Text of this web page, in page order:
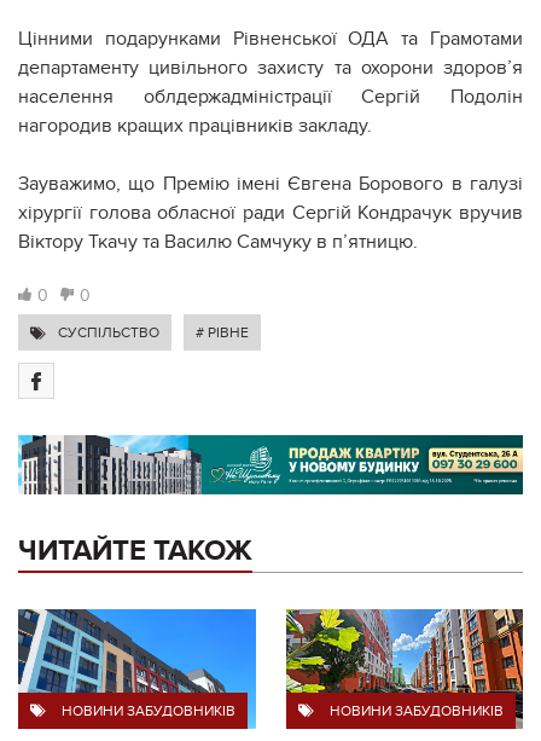
Цінними подарунками Рівненської ОДА та Грамотами
департаменту цивільного захисту та охорони здоров’я
населення облдержадміністрації Сергій Подолін
нагородив кращих працівників закладу.
Зауважимо, що Премію імені Євгена Борового в галузі
хірургії голова обласної ради Сергій Кондрачук вручив
Віктору Ткачу та Василю Самчуку в п’ятницю.
0 0
СУСПІЛЬСТВО # РІВНЕ
ЧИТАЙТЕ ТАКОЖ
НОВИНИ ЗАБУДОВНИКІВ НОВИНИ ЗАБУДОВНИКІВ